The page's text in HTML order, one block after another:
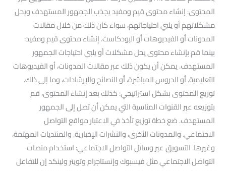
المحتوى: إنشاء محتوى قيم ومفيد يجذب الجمهور المستهدف ويحل
مشكلاتهم أو يلبي احتياجاتهم، سواء كان ذلك من خلال مقالات
المدونات أو الفيديوهات أو البودكاست. إنشاء محتوى قيم ومفيد:
بينما قم بإنشاء محتوى يحل مشكلات أو يلبي احتياجات الجمهور
المستهدف. يمكن أن يكون ذلك عبر مقالات المدونات، أو الفيديوهات
التعليمية. أو الدروس المباشرة، أو النصائح والإرشادات، وما إلى ذلك.
توزيع المحتوى بشكل استراتيجي: كذلك بعد إنشاء المحتوى، قم
بتوزيعه عبر القنوات المناسبة التي يمكن أن تصل إلى الجمهور
المستهدف. ضع خطة توزيع تأخذ في الاعتبار مواقع التواصل
الاجتماعي. والمدونات الأخرى، والنشرات الإخبارية. والمنتديات المهتمة،
وغيرها. التسويق عبر وسائل التواصل الاجتماعي: استخدام منصات
التواصل الاجتماعي مثل فيسبوك وإنستاجرام وتويتر ولينكد إن للتفاعل